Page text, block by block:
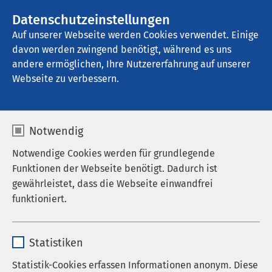
Datenschutzeinstellungen
Auf unserer Webseite werden Cookies verwendet. Einige
davon werden zwingend benötigt, während es uns
andere ermöglichen, Ihre Nutzererfahrung auf unserer
Webseite zu verbessern.
Notwendig
Notwendige Cookies werden für grundlegende
Funktionen der Webseite benötigt. Dadurch ist
gewährleistet, dass die Webseite einwandfrei
funktioniert.
Anbieter sgalinski
Statistiken
Statistik-Cookies erfassen Informationen anonym. Diese